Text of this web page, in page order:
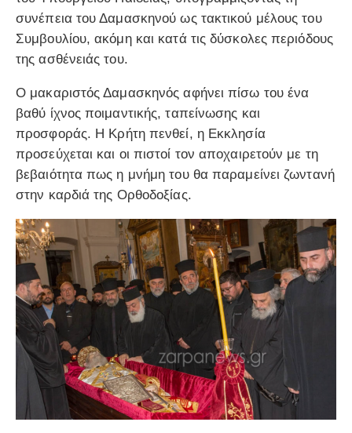
συνέπεια του Δαμασκηνού ως τακτικού μέλους του
Συμβουλίου, ακόμη και κατά τις δύσκολες περιόδους
της ασθένειάς του.
Ο μακαριστός Δαμασκηνός αφήνει πίσω του ένα
βαθύ ίχνος ποιμαντικής, ταπείνωσης και
προσφοράς. Η Κρήτη πενθεί, η Εκκλησία
προσεύχεται και οι πιστοί τον αποχαιρετούν με τη
βεβαιότητα πως η μνήμη του θα παραμείνει ζωντανή
στην καρδιά της Ορθοδοξίας.